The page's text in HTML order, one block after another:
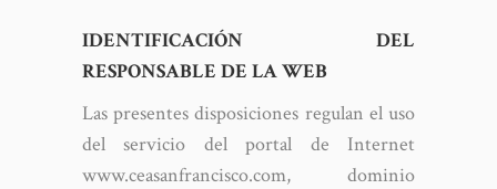
IDENTIFICACIÓN DEL
RESPONSABLE DE LA WEB
Las presentes disposiciones regulan el uso
del servicio del portal de Internet
www.ceasanfrancisco.com, dominio